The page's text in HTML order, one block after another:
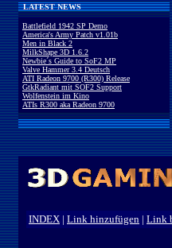
LATEST NEWS
Battlefield 1942 SP Demo
America's Army Patch v1.01b
Men in Black 2
MilkShape 3D 1.6.2
Newbie´s Guide to SoF2 MP
Valve Hammer 3.4 Deutsch
ATI Radeon 9700 (R300) Release
GtkRadiant mit SOF2 Support
Wolfenstein im Kino
ATIs R300 aka Radeon 9700
INDEX | Link hinzufügen | Link